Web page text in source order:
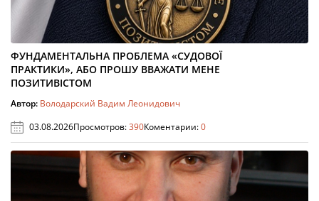
ФУНДАМЕНТАЛЬНА ПРОБЛЕМА «СУДОВОЇ
ПРАКТИКИ», АБО ПРОШУ ВВАЖАТИ МЕНЕ
ПОЗИТИВІСТОМ
Автор: Володарский Вадим Леонидович
03.08.2026Просмотров:390Коментарии:0